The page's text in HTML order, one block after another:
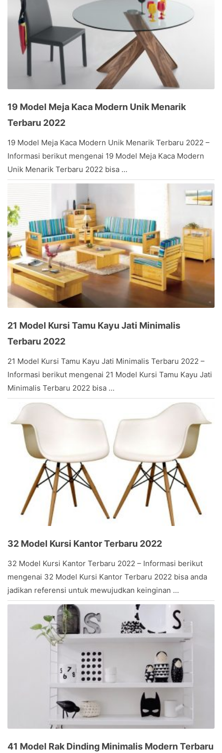
19 Model Meja Kaca Modern Unik Menarik
Terbaru 2022
May
2017
by
Stevany
19 Model Meja Kaca Modern Unik Menarik Terbaru 2022 –
Informasi berikut mengenai 19 Model Meja Kaca Modern
Unik Menarik Terbaru 2022 bisa …
21 Model Kursi Tamu Kayu Jati Minimalis
Terbaru 2022
May
2017
by
Stevany
21 Model Kursi Tamu Kayu Jati Minimalis Terbaru 2022 –
Informasi berikut mengenai 21 Model Kursi Tamu Kayu Jati
Minimalis Terbaru 2022 bisa …
32 Model Kursi Kantor Terbaru 2022
April
2017
by
Stevany
32 Model Kursi Kantor Terbaru 2022 – Informasi berikut
mengenai 32 Model Kursi Kantor Terbaru 2022 bisa anda
jadikan referensi untuk mewujudkan keinginan …
41 Model Rak Dinding Minimalis Modern Terbaru